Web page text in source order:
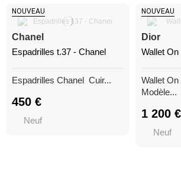
NOUVEAU
Chanel
Espadrilles t.37 - Chanel
Espadrilles Chanel Cuir...
450 €
Neuf
NOUVEAU
Dior
Wallet
Wallet
Modèle...
1 200 €
Neuf